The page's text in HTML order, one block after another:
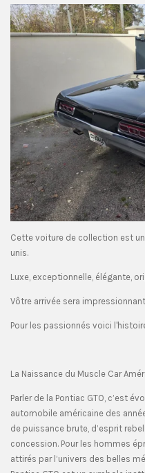
Cette voiture de collection est
unis.
Luxe, exceptionnelle, élégante,
Vôtre arrivée sera
Pour les passionnés voici
La Naissance du Muscle Car
Parler de la Pontiac GTO, c’est
automobile américaine des
de puissance brute, d’esprit
concession. Pour les hommes
attirés par l’univers des belles